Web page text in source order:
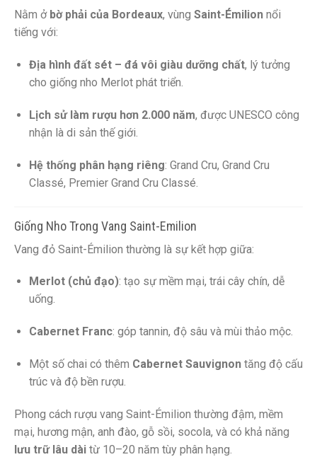
Nằm ở bờ phải của Bordeaux, vùng Saint-Émilion nổi
tiếng với:
Địa hình đất sét – đá vôi giàu dưỡng chất, lý tưởng
cho giống nho Merlot phát triển.
Lịch sử làm rượu hơn 2.000 năm, được UNESCO công
nhận là di sản thế giới.
Hệ thống phân hạng riêng: Grand Cru, Grand Cru
Classé, Premier Grand Cru Classé.
Giống Nho Trong Vang Saint-Emilion
Vang đỏ Saint-Émilion thường là sự kết hợp giữa:
Merlot (chủ đạo): tạo sự mềm mại, trái cây chín, dễ
uống.
Cabernet Franc: góp tannin, độ sâu và mùi thảo mộc.
Một số chai có thêm Cabernet Sauvignontăng độ cấu
trúc và độ bền rượu.
Phong cách rượu vang Saint-Émilion thường đậm, mềm
mại, hương mận, anh đào, gỗ sồi, socola, và có khả năng
lưu trữ lâu dài từ 10–20 năm tùy phân hạng.